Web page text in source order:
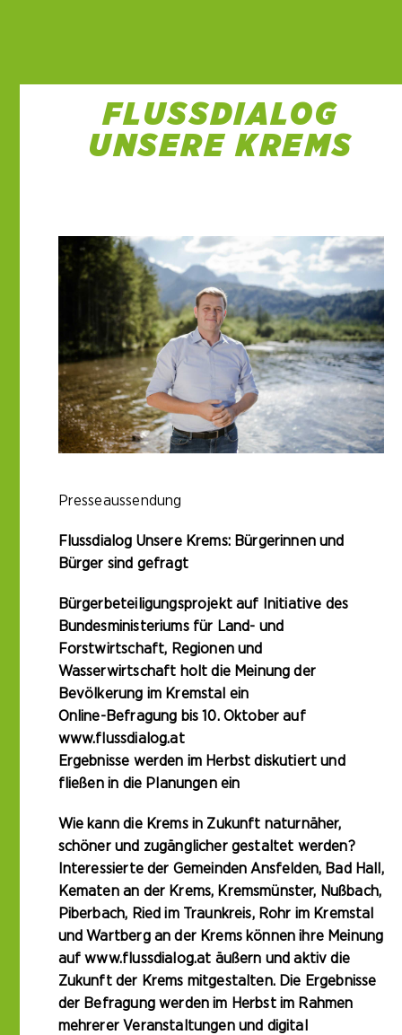
FLUSSDIALOG
UNSERE KREMS
Presseaussendung
Flussdialog Unsere Krems: Bürgerinnen und
Bürger sind gefragt
Bürgerbeteiligungsprojekt auf Initiative des
Bundesministeriums für Land- und
Forstwirtschaft, Regionen und
Wasserwirtschaft holt die Meinung der
Bevölkerung im Kremstal ein
Online-Befragung bis 10. Oktober auf
www.flussdialog.at
Ergebnisse werden im Herbst diskutiert und
fließen in die Planungen ein
Wie kann die Krems in Zukunft naturnäher,
schöner und zugänglicher gestaltet werden?
Interessierte der Gemeinden Ansfelden, Bad Hall,
Kematen an der Krems, Kremsmünster, Nußbach,
Piberbach, Ried im Traunkreis, Rohr im Kremstal
und Wartberg an der Krems können ihre Meinung
aufwww.flussdialog.at äußern und aktiv die
Zukunft der Krems mitgestalten. Die Ergebnisse
der Befragung werden im Herbst im Rahmen
mehrerer Veranstaltungen und digital